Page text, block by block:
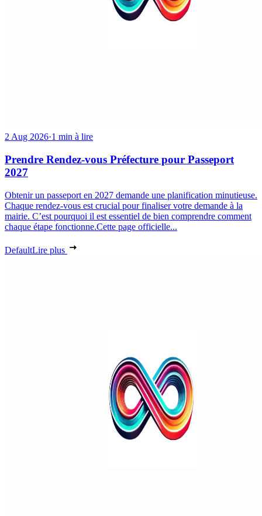
2 Aug 2026·1 min à lire
Prendre Rendez-vous Préfecture pour Passeport
2027
Obtenir un passeport en 2027 demande une planification minutieuse.
Chaque rendez-vous est crucial pour finaliser votre demande à la
mairie. C’est pourquoi il est essentiel de bien comprendre comment
chaque étape fonctionne.Cette page officielle...
DefaultLire plus